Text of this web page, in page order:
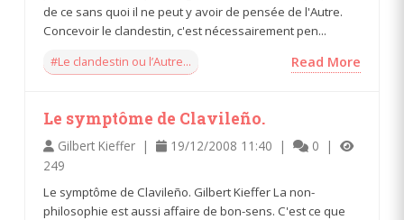
de ce sans quoi il ne peut y avoir de pensée de l'Autre.
Concevoir le clandestin, c'est nécessairement pen...
#Le clandestin ou l’Autre...
Read More
Le symptôme de Clavileño.
Gilbert Kieffer | 19/12/2008 11:40 |
0 |
249
Le symptôme de Clavileño. Gilbert Kieffer La non-
philosophie est aussi affaire de bon-sens. C'est ce que